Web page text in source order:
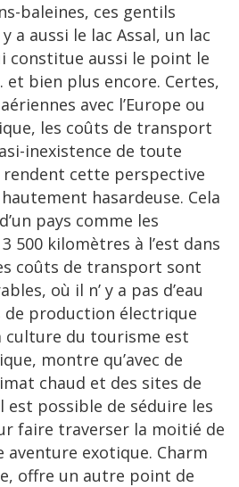
baleines, ces gentils
a aussi le lac Assal, un lac
constitue aussi le point le
et bien plus encore. Certes,
avec l’Europe ou
les coûts de transport
inexistence de toute
cette perspective
hasardeuse. Cela
pays comme les
500 kilomètres à l’est dans
coûts de transport sont
où il n’ y a pas d’eau
de production électrique
culture du tourisme est
montre qu’avec de
chaud et des sites de
est possible de séduire les
faire traverser la moitié de
aventure exotique. Charm
offre un autre point de